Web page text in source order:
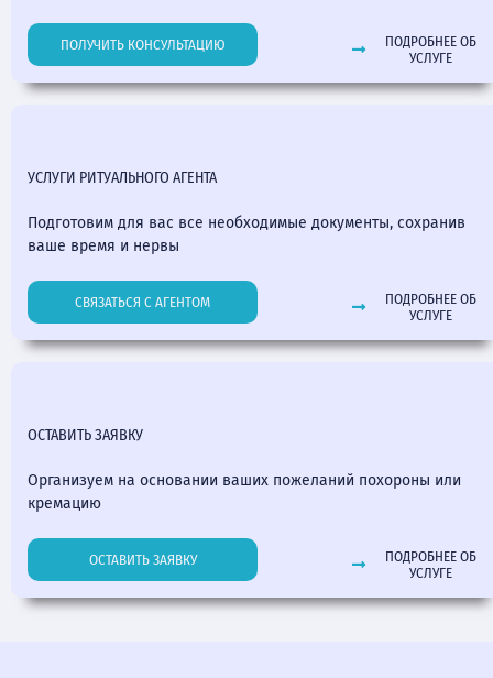
ПОЛУЧИТЬ КОНСУЛЬТАЦИЮ
ПОДРОБНЕЕ ОБ
УСЛУГЕ
УСЛУГИ РИТУАЛЬНОГО АГЕНТА
Подготовим для вас все необходимые документы, сохранив
ваше время и нервы
СВЯЗАТЬСЯ С АГЕНТОМ
ПОДРОБНЕЕ ОБ
УСЛУГЕ
ОСТАВИТЬ ЗАЯВКУ
Организуем на основании ваших пожеланий похороны или
кремацию
ОСТАВИТЬ ЗАЯВКУ
ПОДРОБНЕЕ ОБ
УСЛУГЕ